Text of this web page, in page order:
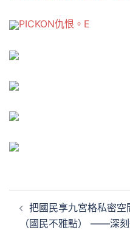
PICKON仇恨。E
章 把國民享九宮格私密
（國民不雅點） ——深